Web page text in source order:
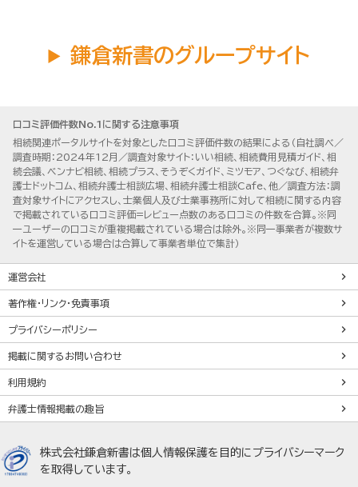
鎌倉新書のグループサイト
口コミ評価件数No.1に関する注意事項
相続関連ポータルサイトを対象とした口コミ評価件数の結果による（自社調べ／
調査時期：2024年12月／調査対象サイト：いい相続、相続費用見積ガイド、相
続会議、ベンナビ相続、相続プラス、そうぞくガイド、ミツモア、つぐなび、相続弁
護士ドットコム、相続弁護士相談広場、相続弁護士相談Cafe、他／調査方法：調
査対象サイトにアクセスし、士業個人及び士業事務所に対して相続に関する内容
で掲載されている口コミ評価=レビュー点数のある口コミの件数を合算。※同
一ユーザーの口コミが重複掲載されている場合は除外。※同一事業者が複数サ
イトを運営している場合は合算して事業者単位で集計）
運営会社
著作権・リンク・免責事項
プライバシーポリシー
掲載に関するお問い合わせ
利用規約
弁護士情報掲載の趣旨
株式会社鎌倉新書は個人情報保護を目的にプライバシーマーク
を取得しています。